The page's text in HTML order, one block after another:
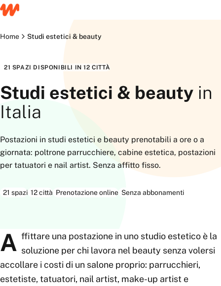
Home Studi estetici & beauty
21 SPAZI DISPONIBILI IN 12 CITTÀ
Studi estetici & beauty in
Italia
Postazioni in studi estetici e beauty prenotabili a ore o a
giornata: poltrone parrucchiere, cabine estetica, postazioni
per tatuatori e nail artist. Senza affitto fisso.
21 spazi 12città Prenotazione online Senza abbonamenti
A ffittare una postazione in uno studio estetico è la
soluzione per chi lavora nel beauty senza volersi
accollare i costi di un salone proprio: parrucchieri,
estetiste, tatuatori, nail artist, make-up artist e